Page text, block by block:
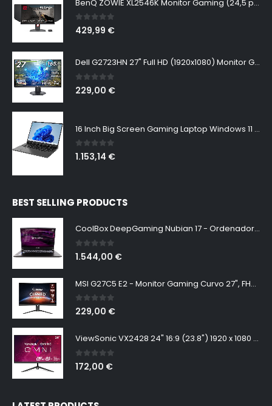
BenQ ZOWIE XL2546K Monitor Gaming (24,5 pulgadas, FHD 1080p, 240 Hz, 0.5ms, DyAc+, XL Setting to Share, S switch, Shielding Hood)
0out of 5
429,99 €
Dell G2723HN 27" Full HD (1920x1080) Monitor Gaming, 165Hz, Fast IPS, 1ms, AMD FreeSync Premium, NVIDIA G-SYNC Compatible, 99% sRGB, DisplayPort, 2x HDMI, Negro
0out of 5
229,00 €
16 Inch Big Screen Gaming Laptop Windows 11 Pro, Intel i9 12900H GeForce RTX 3060 6G, 64GB DDR4 2TB NVMe, 2.5K IPS 165Hz Notebook Gamer PC Computer, WiFi6 BT5.2, Colorful Backlit Keyboard
0 out of 5
1.153,14 €
BEST SELLING PRODUCTS
CoolBox DeepGaming Nubian 17 - Ordenador Portátil Gaming 17.3" QHD 165Hz (Intel Core i7-13700H, 64GB RAM, 2TB SSD PCIe 4.0, Nvidia RTX 3050 6GB, W11 Pro Sin Licencia) Negro - Teclado QWERTY Español
0 out of 5
1.544,00 €
MSI G27C5 E2 - Monitor Gaming Curvo 27", FHD, 170 Hz (1920x1080, VA, Curvatura 1500R, 16:9, Frameless, 250 nits, Anti-Flicker)
0out of 5
229,00 €
ViewSonic VX2428 24" 16:9 (23.8") 1920 x 1080 SuperClear® IPS, 165hz, 1ms MPRT, Freesync Premium, 2 HDMI, DisplayPort, Speakers
0out of 5
172,00 €